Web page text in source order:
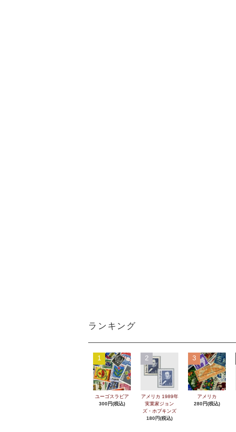
ランキング
1
ユーゴスラビア
300円(税込)
2
アメリカ 1989年
実業家ジョン
ズ・ホプキンズ
180円(税込)
3
アメリカ
280円(税込)